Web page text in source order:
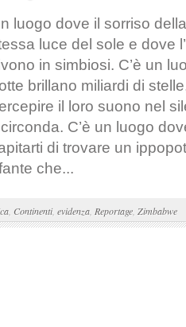
luogo dove il sorriso
luce del sole e dove
in simbiosi. C’è un
brillano miliardi di
il loro suono nel
C’è un luogo
di trovare un
che...
Continenti, evidenza Reportage Zimbabwe